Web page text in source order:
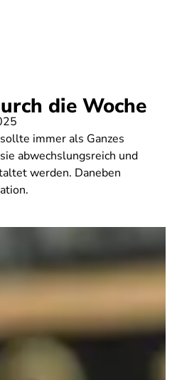
die Woche
immer als Ganzes
abwechslungsreich und
werden. Daneben